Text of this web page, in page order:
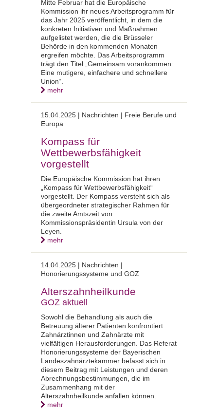
Mitte Februar hat die Europäische
Kommission ihr neues Arbeitsprogramm für
das Jahr 2025 veröffentlicht, in dem die
konkreten Initiativen und Maßnahmen
aufgelistet werden, die die Brüsseler
Behörde in den kommenden Monaten
ergreifen möchte. Das Arbeitsprogramm
trägt den Titel „Gemeinsam vorankommen:
Eine mutigere, einfachere und schnellere
Union“.
mehr
15.04.2025 | Nachrichten | Freie Berufe und
Europa
Kompass für
Wettbewerbsfähigkeit
vorgestellt
Die Europäische Kommission hat ihren
„Kompass für Wettbewerbsfähigkeit“
vorgestellt. Der Kompass versteht sich als
übergeordneter strategischer Rahmen für
die zweite Amtszeit von
Kommissionspräsidentin Ursula von der
Leyen.
mehr
14.04.2025 | Nachrichten |
Honorierungssysteme und GOZ
Alterszahnheilkunde
GOZ aktuell
Sowohl die Behandlung als auch die
Betreuung älterer Patienten konfrontiert
Zahnärztinnen und Zahnärzte mit
vielfältigen Herausforderungen. Das Referat
Honorierungssysteme der Bayerischen
Landeszahnärztekammer befasst sich in
diesem Beitrag mit Leistungen und deren
Abrechnungsbestimmungen, die im
Zusammenhang mit der
Alterszahnheilkunde anfallen können.
mehr